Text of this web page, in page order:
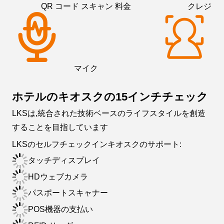
QR コード スキャン 料金 クレジッ
マイク
ホテルのキオスクの15インチチェック
LKSは,統合された技術ベースのライフスタイルを創造
することを目指しています
LKSのセルフチェックインキオスクのサポート:
タッチディスプレイ
HDウェブカメラ
パスポートスキャナー
POS機器の支払い